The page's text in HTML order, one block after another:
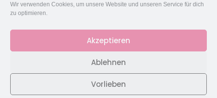
Wir verwenden Cookies, um unsere Website und unseren Service für dich
zu optimieren.
Akzeptieren
Ablehnen
Vorlieben
Zum Kinderbuch über Finanzen
Impressum|Datenschutzerklärung|AGB